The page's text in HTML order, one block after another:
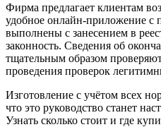
Фирма предлагает клиентам
удобное онлайн-приложение с
выполнены с занесением в
законность. Сведения об
тщательным образом
проведения проверок
Изготовление с учётом всех
что это руководство станет
Узнать сколько стоит и где